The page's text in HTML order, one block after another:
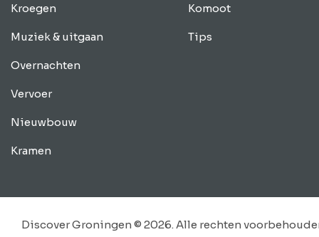
Kroegen
Muziek & uitgaan
Overnachten
Vervoer
Nieuwbouw
Kramen
Komoot
Tips
Discover Groningen © 2026. Alle rechten